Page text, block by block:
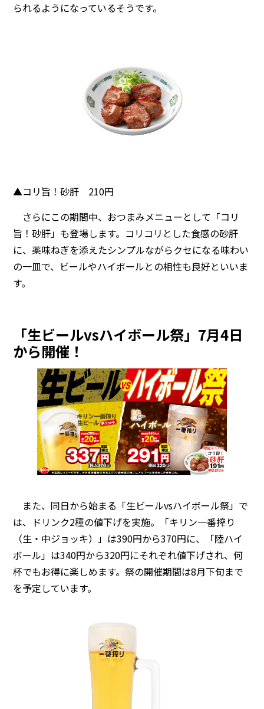
られるようになっているそうです。
▲コリ旨！砂肝 210円
さらにこの期間中、おつまみメニューとして「コリ
旨！砂肝」も登場します。コリコリとした食感の砂肝
に、薬味ねぎを添えたシンプルながらクセになる味わい
の一皿で、ビールやハイボールとの相性も良好といいま
す。
「生ビールvsハイボール祭」7月4日
から開催！
また、同日から始まる「生ビールvsハイボール祭」で
は、ドリンク2種の値下げを実施。「キリン一番搾り
（生・中ジョッキ）」は390円から370円に、「陸ハイ
ボール」は340円から320円にそれぞれ値下げされ、何
杯でもお得に楽しめます。祭の開催期間は8月下旬まで
を予定しています。